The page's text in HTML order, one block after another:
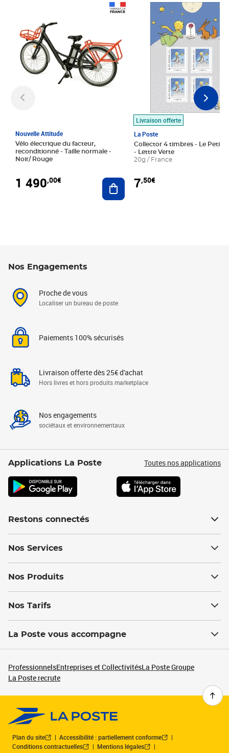
Nouvelle Attitude
Vélo électrique du facteur,
reconditionné - Taille normale -
Noir/ Rouge
1 490,00€ Ajouter au panier
Livraison offerte
La Poste
Collector 4 timbres - Le Petit
- Lettre Verte
20g / France
7,50€
Prix 7,50€
Nos Engagements
Proche de vous
Localiser un bureau de poste
Paiements 100% sécurisés
Livraison offerte dès 25€ d'achat
Hors livres et hors produits marketplace
Nos engagements
sociétaux et environnementaux
Applications La Poste Toutes nos applications
Restons connectés
Nos Services
Nos Produits
Nos Tarifs
La Poste vous accompagne
ProfessionnelsEntreprises et CollectivitésLa Poste Groupe
La Poste recrute
Plan du site
Accessibilité : partiellement conforme
Conditions contractuelles
Mentions légales